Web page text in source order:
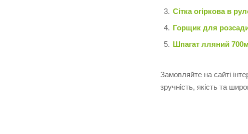
Сітка огіркова в
Горщик для
Шпагат лляний 700м
Замовляйте на сайті
зручність, якість та